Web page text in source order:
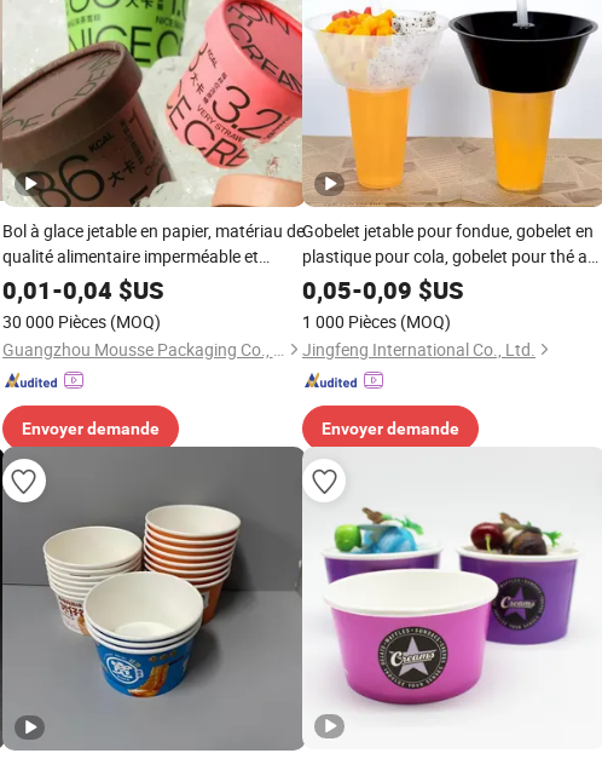
Bol à glace jetable en papier, matériau de
qualité alimentaire imperméable et
résistant à l'huile, vente en gros
0,01-0,04 $US
30 000 Pièces (MOQ)
Guangzhou Mousse Packaging Co., Ltd.
Envoyer demande
Gobelet jetable pour fondue, gobelet en
plastique pour cola, gobelet pour thé au
lait avec couvercle de plateau à
collations, paille créative, gobelet à
popcorn avec support pour bol à
collations
0,05-0,09 $US
1 000 Pièces (MOQ)
Jingfeng International Co., Ltd.
Envoyer demande